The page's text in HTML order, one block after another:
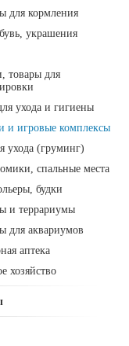
для кормления
украшения
товары для
ухода и гигиены
и игровые комплексы
ухода (груминг)
спальные места
будки
и террариумы
для аквариумов
аптека
хозяйство